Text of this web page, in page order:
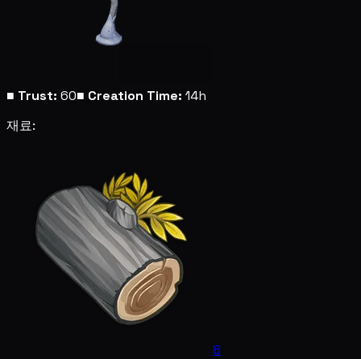
■ Trust: 60■ Creation Time: 14h
재료:
8